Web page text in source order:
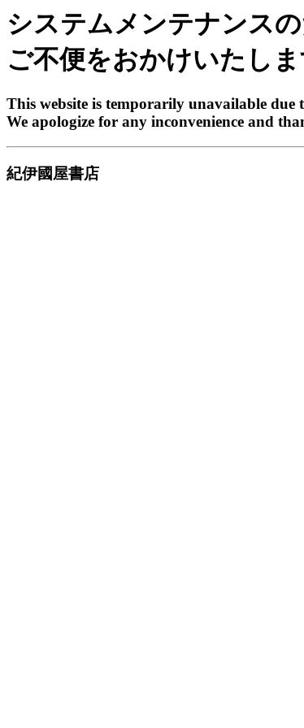
システムメンテナンス
ご不便をおかけいたし
This website is temporarily unavailable due
We apologize for any inconvenience and
紀伊國屋書店